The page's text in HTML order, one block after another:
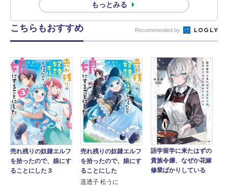
もっとみる
こちらもおすすめ Recommended by
売れ残りの奴隷エルフ
を拾ったので、娘にす
ることにした３
売れ残りの奴隷エルフ
を拾ったので、娘にす
ることにした
遥透子 松うに
語学留学に来たはずの
貴族令嬢、なぜか花嫁
修業ばかりしている